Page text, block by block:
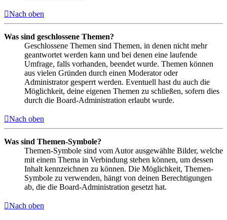
Nach oben
Was sind geschlossene Themen?
Geschlossene Themen sind Themen, in denen nicht mehr
geantwortet werden kann und bei denen eine laufende
Umfrage, falls vorhanden, beendet wurde. Themen können
aus vielen Gründen durch einen Moderator oder
Administrator gesperrt werden. Eventuell hast du auch die
Möglichkeit, deine eigenen Themen zu schließen, sofern dies
durch die Board-Administration erlaubt wurde.
Nach oben
Was sind Themen-Symbole?
Themen-Symbole sind vom Autor ausgewählte Bilder, welche
mit einem Thema in Verbindung stehen können, um dessen
Inhalt kennzeichnen zu können. Die Möglichkeit, Themen-
Symbole zu verwenden, hängt von deinen Berechtigungen
ab, die die Board-Administration gesetzt hat.
Nach oben